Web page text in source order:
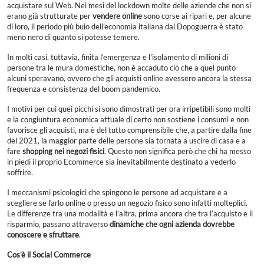
acquistare sul Web. Nei mesi del lockdown molte delle aziende che non si
erano già strutturate per vendere online sono corse ai ripari e, per alcune
di loro, il periodo più buio dell’economia italiana dal Dopoguerra è stato
meno nero di quanto si potesse temere.
In molti casi, tuttavia, finita l’emergenza e l’isolamento di milioni di
persone tra le mura domestiche, non è accaduto ciò che a quel punto
alcuni speravano, ovvero che gli acquisti online avessero ancora la stessa
frequenza e consistenza del boom pandemico.
I motivi per cui quei picchi si sono dimostrati per ora irripetibili sono molti
e la congiuntura economica attuale di certo non sostiene i consumi e non
favorisce gli acquisti, ma è del tutto comprensibile che, a partire dalla fine
del 2021, la maggior parte delle persone sia tornata a uscire di casa e a
fare shopping nei negozi fisici. Questo non significa però che chi ha messo
in piedi il proprio Ecommerce sia inevitabilmente destinato a vederlo
soffrire.
I meccanismi psicologici che spingono le persone ad acquistare e a
scegliere se farlo online o presso un negozio fisico sono infatti molteplici.
Le differenze tra una modalità e l’altra, prima ancora che tra l’acquisto e il
risparmio, passano attraverso dinamiche che ogni azienda dovrebbe
conoscere e sfruttare.
Cos’è il Social Commerce